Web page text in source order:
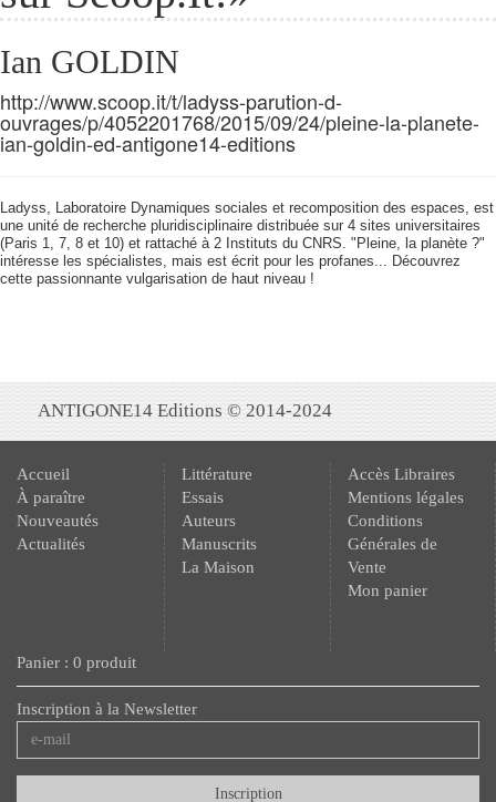
Ian GOLDIN
http://www.scoop.it/t/ladyss-parution-d-
ouvrages/p/4052201768/2015/09/24/pleine-la-planete-
ian-goldin-ed-antigone14-editions
Ladyss, Laboratoire Dynamiques sociales et recomposition des espaces, est
une unité de recherche pluridisciplinaire distribuée sur 4 sites universitaires
(Paris 1, 7, 8 et 10) et rattaché à 2 Instituts du CNRS. "Pleine, la planète ?"
intéresse les spécialistes, mais est écrit pour les profanes... Découvrez
cette passionnante vulgarisation de haut niveau !
ANTIGONE14 Editions © 2014-2024
Accueil
À paraître
Nouveautés
Actualités
Littérature
Essais
Auteurs
Manuscrits
La Maison
Accès Libraires
Mentions légales
Conditions
Générales de
Vente
Mon panier
Panier : 0 produit
Inscription à la Newsletter